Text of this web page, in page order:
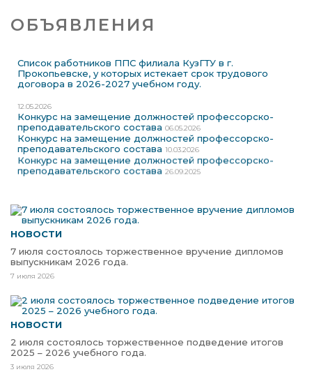
ОБЪЯВЛЕНИЯ
Список работников ППС филиала КузГТУ в г.
Прокопьевске, у которых истекает срок трудового
договора в 2026-2027 учебном году.
12.05.2026
Конкурс на замещение должностей профессорско-
преподавательского состава 06.05.2026
Конкурс на замещение должностей профессорско-
преподавательского состава 10.03.2026
Конкурс на замещение должностей профессорско-
преподавательского состава 26.09.2025
НОВОСТИ
7 июля состоялось торжественное вручение дипломов
выпускникам 2026 года.
7 июля 2026
НОВОСТИ
2 июля состоялось торжественное подведение итогов
2025 – 2026 учебного года.
3 июля 2026